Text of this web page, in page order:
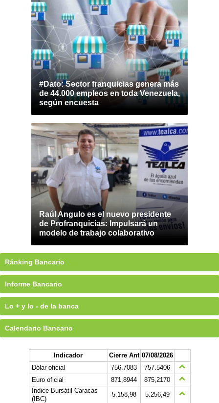
#Dato: Sector franquicias genera más
de 44.000 empleos en toda Venezuela,
según encuesta
Raúl Angulo es el nuevo presidente
de Profranquicias: Impulsará un
modelo de trabajo colaborativo
Ránking Bancario
Informe Bancario
Lo + y lo - de la banca
Calendario Bancario
Indicador Cierre Ant 07/08/2026
Dólar oficial
756.7083
757.5406
Euro oficial
871,8944
875,2170
Índice Bursátil Caracas
(IBC)
5.158,98
5.256,49